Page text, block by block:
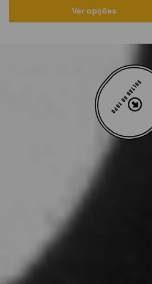
Ver opções
VOLTAR AO TOPO